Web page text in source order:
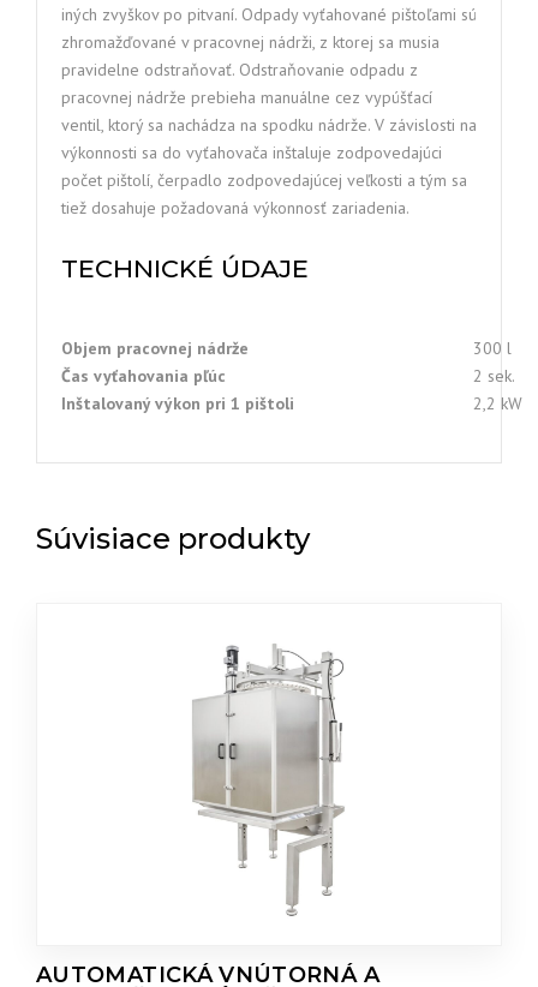
iných zvyškov po pitvaní. Odpady vyťahované pištoľami sú
zhromažďované v pracovnej nádrži, z ktorej sa musia
pravidelne odstraňovať. Odstraňovanie odpadu z
pracovnej nádrže prebieha manuálne cez vypúšťací
ventil, ktorý sa nachádza na spodku nádrže. V závislosti na
výkonnosti sa do vyťahovača inštaluje zodpovedajúci
počet pištolí, čerpadlo zodpovedajúcej veľkosti a tým sa
tiež dosahuje požadovaná výkonnosť zariadenia.
TECHNICKÉ ÚDAJE
Objem pracovnej nádrže
300 l
Čas vyťahovania pľúc
2 sek.
Inštalovaný výkon pri 1 pištoli
2,2 kW
Súvisiace produkty
AUTOMATICKÁ VNÚTORNÁ A